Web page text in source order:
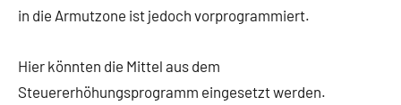
in die Armutzone ist jedoch vorprogrammiert.
Hier könnten die Mittel aus dem
Steuererhöhungsprogramm eingesetzt werden.